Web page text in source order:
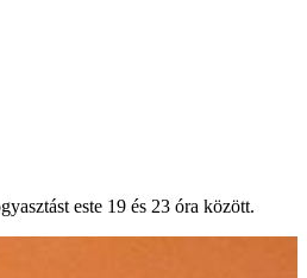
este 19 és 23 óra között.